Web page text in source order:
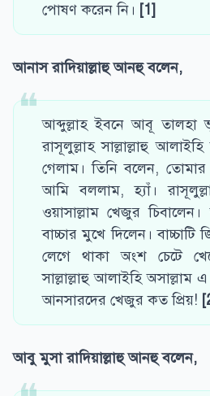
পোষণ করেন নি। [1]
আনাস রাদিয়াল্লাহু আনহু বলেন,
আব্দুল্লাহ ইবনে আবূ তালহা
রাসূলুল্লাহ সাল্লাল্লাহু
গেলাম। তিনি বলেন,
আমি বললাম, হ্যাঁ।
ওয়াসাল্লাম খেজুর
বাচ্চার মুখে দিলেন। বাচ্চাটি
লেগে থাকা অংশ চেটে
সাল্লাল্লাহু আলাইহি
আনসারদের খেজুর কত প্রিয়!
আবু মুসা রাদিয়াল্লাহু আনহু বলেন,